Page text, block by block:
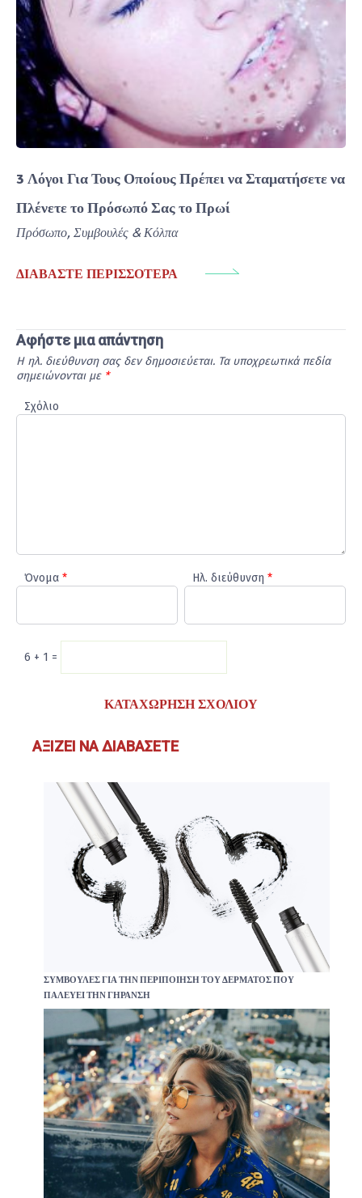
3 Λόγοι Για Τους Οποίους Πρέπει να Σταματήσετε να
Πλένετε το Πρόσωπό Σας το Πρωί
Πρόσωπο, Συμβουλές & Κόλπα
ΔΙΑΒΆΣΤΕ ΠΕΡΙΣΣΌΤΕΡΑ
Αφήστε μια απάντηση
Η ηλ. διεύθυνση σας δεν δημοσιεύεται. Τα υποχρεωτικά πεδία
σημειώνονται με *
Σχόλιο
Όνομα * Ηλ. διεύθυνση *
6 + 1 =
ΑΞΊΖΕΙ ΝΑ ΔΙΑΒΆΣΕΤΕ
ΣΥΜΒΟΥΛΈΣ ΓΙΑ ΤΗΝ ΠΕΡΙΠΟΊΗΣΗ ΤΟΥ ΔΈΡΜΑΤΟΣ ΠΟΥ
ΠΑΛΕΎΕΙ ΤΗΝ ΓΉΡΑΝΣΗ